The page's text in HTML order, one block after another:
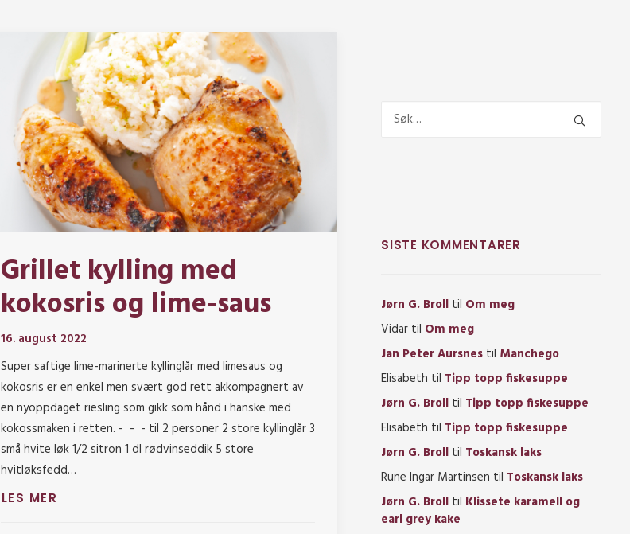
Grillet kylling med
kokosris og lime-saus
16. august 2022
Super saftige lime-marinerte kyllinglår med limesaus og
kokosris er en enkel men svært god rett akkompagnert av
en nyoppdaget riesling som gikk som hånd i hanske med
kokossmaken i retten. - - - til 2 personer 2 store kyllinglår 3
små hvite løk 1/2 sitron 1 dl rødvinseddik 5 store
hvitløksfedd…
LES MER
SISTE KOMMENTARER
Jørn G. Broll til Om meg
Vidar til Om meg
Jan Peter Aursnes til Manchego
Elisabeth til Tipp topp fiskesuppe
Jørn G. Broll til Tipp topp fiskesuppe
Elisabeth til Tipp topp fiskesuppe
Jørn G. Broll til Toskansk laks
Rune Ingar Martinsen til Toskansk laks
Jørn G. Broll til Klissete karamell og
earl grey kake